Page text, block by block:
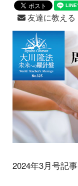
友達に教える
2024年3月号記事